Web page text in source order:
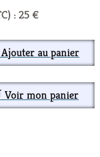
: 25 €
Ajouter au panier
Voir mon panier